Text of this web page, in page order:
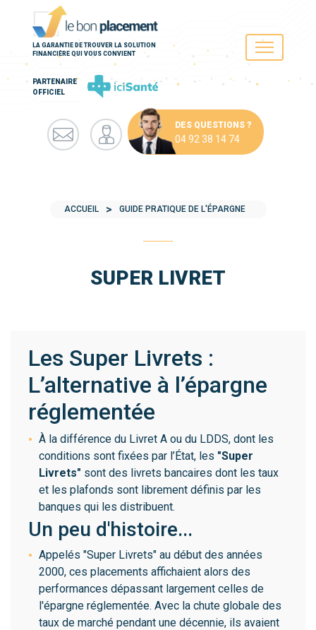
LA GARANTIE DE TROUVER LA SOLUTION
FINANCIÈRE QUI VOUS CONVIENT
PARTENAIRE
OFFICIEL
DES QUESTIONS ?
04 92 38 14 74
ACCUEIL GUIDE PRATIQUE DE L'ÉPARGNE
SUPER LIVRET
Les Super Livrets :
L’alternative à l’épargne
réglementée
À la différence du Livret A ou du LDDS, dont les
conditions sont fixées par l’État, les "Super
Livrets" sont des livrets bancaires dont les taux
et les plafonds sont librement définis par les
banques qui les distribuent.
Un peu d'histoire...
Appelés "Super Livrets" au début des années
2000, ces placements affichaient alors des
performances dépassant largement celles de
l'épargne réglementée. Avec la chute globale des
taux de marché pendant une décennie, ils avaient